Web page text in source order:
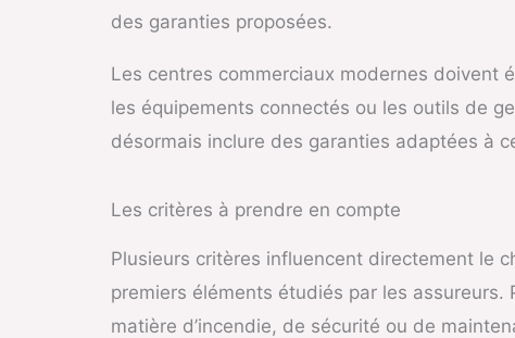
des garanties proposées.
Les centres commerciaux modernes doivent
les équipements connectés ou les outils de
désormais inclure des garanties adaptées à
Les critères à prendre en compte
Plusieurs critères influencent directement le
premiers éléments étudiés par les
matière d’incendie, de sécurité ou de